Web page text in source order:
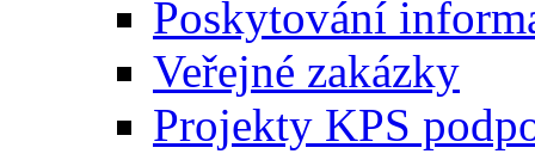
Poskytování
Veřejné zakázky
Projekty KPS